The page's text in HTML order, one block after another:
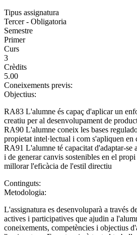
Tipus assignatura
Tercer - Obligatoria
Semestre
Primer
Curs
3
Crèdits
5.00
Coneixements previs:
Objectius:
RA83 L'alumne és capaç d'aplicar un
creatiu per al desenvolupament de
RA90 L'alumne coneix les bases
propietat intel·lectual i com s'apliquen en
RA91 L'alumne té capacitat d'adaptar-se
i de generar canvis sostenibles en el
millorar l'eficàcia de l'estil directiu
Continguts:
Metodologia:
L'assignatura es desenvoluparà a través
actives i participatives que ajudin a
coneixements, competències i objectius